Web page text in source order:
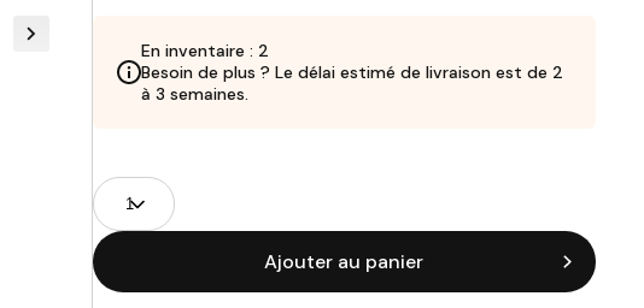
En inventaire : 2
Besoin de plus ? Le délai estimé de livraison est de 2
à 3 semaines.
Champs
de
produits
Quantité
Ajouter au panier